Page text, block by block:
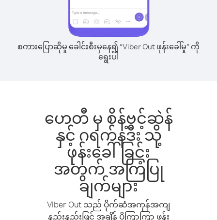
စကားပြောဆိုမှု ခေါင်းစီးမှနေ၍ “Viber Out ဖုန်းခေါ်မှု” ကို
ရွေးပါ
ဟေတီ မှ စိန့်ဗင့်ဆဲန်
နှင့် ဂရက်နဒီး သို့
ဖုန်းခေါ်ခြင်း
အတွက် အကြံပြု
ချက်များ
Viber Out သည် ပိုက်ဆံအကုန်အကျ
နည်းနည်းဖြင့် အချိန် ပိုကြာကြာ ဖုန်း